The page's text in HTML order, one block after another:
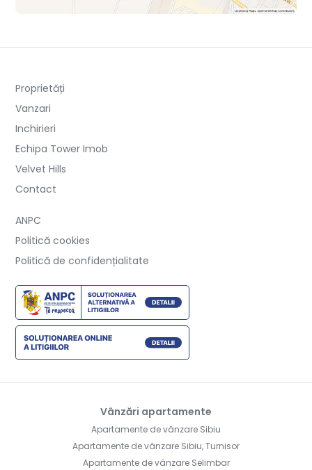
Proprietăți
Vanzari
Inchirieri
Echipa Tower Imob
Velvet Hills
Contact
ANPC
Politică cookies
Politică de confidențialitate
Vânzări apartamente
Apartamente de vânzare Sibiu
Apartamente de vânzare Sibiu, Turnisor
Apartamente de vânzare Selimbar